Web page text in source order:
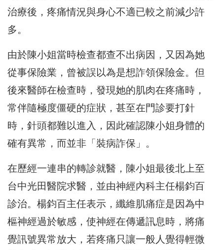
治療後，疼痛情況與身心不適已較之前減少許
多。
由於陳小姐當時檢查都查不出病因，又因為她
從事保險業，曾被誤以為是想詐領保險金。但
後來醫師在檢查時，發現她的肌肉在疼痛時，
常伴隨極度僵硬的症狀，甚至在門診要打針
時，針頭都難以進入，因此確認陳小姐身體的
確有異常，而並非「裝病詐保」。
在歷經一連串的轉診就醫，陳小姐最後北上至
台中光田醫院求醫，並由神經內科主任楊鈞百
診治。楊鈞百主任表示，纖維肌痛症是因為中
樞神經過於敏感，使神經在傳遞訊息時，將痛
覺訊號異常放大，若疼痛只讓一般人覺得輕微